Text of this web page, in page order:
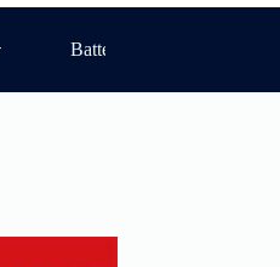
Batterie